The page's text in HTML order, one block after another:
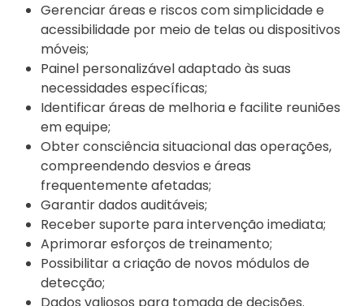
Gerenciar áreas e riscos com simplicidade e
acessibilidade por meio de telas ou dispositivos
móveis;
Painel personalizável adaptado às suas
necessidades específicas;
Identificar áreas de melhoria e facilite reuniões
em equipe;
Obter consciência situacional das operações,
compreendendo desvios e áreas
frequentemente afetadas;
Garantir dados auditáveis;
Receber suporte para intervenção imediata;
Aprimorar esforços de treinamento;
Possibilitar a criação de novos módulos de
detecção;